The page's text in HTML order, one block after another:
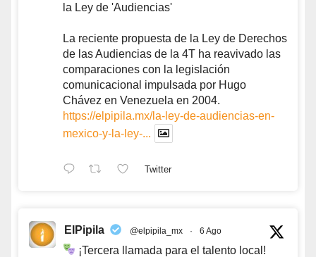
la Ley de 'Audiencias'
La reciente propuesta de la Ley de Derechos
de las Audiencias de la 4T ha reavivado las
comparaciones con la legislación
comunicacional impulsada por Hugo
Chávez en Venezuela en 2004.
https://elpipila.mx/la-ley-de-audiencias-en-
mexico-y-la-ley-...
Twitter
ElPipila @elpipila_mx · 6 Ago
¡Tercera llamada para el talento local!